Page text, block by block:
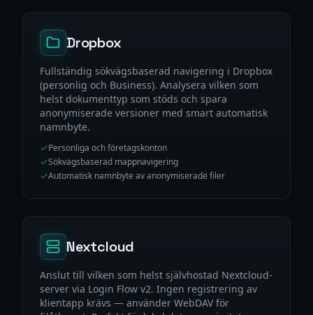
Dropbox
Fullständig sökvägsbaserad navigering i Dropbox
(personlig och Business). Analysera vilken som
helst dokumenttyp som stöds och spara
anonymiserade versioner med smart automatisk
namnbyte.
Personliga och företagskonton
Sökvägsbaserad mappnavigering
Automatisk namnbyte av anonymiserade filer
Nextcloud
Anslut till vilken som helst självhostad Nextcloud-
server via Login Flow v2. Ingen registrering av
klientapp krävs — använder WebDAV för